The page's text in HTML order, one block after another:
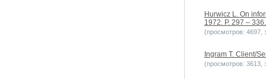
Hurwicz L. On
1972. P. 297 – 336.
(просмотров: 4697,
Ingram T. Client/
(просмотров: 3613,